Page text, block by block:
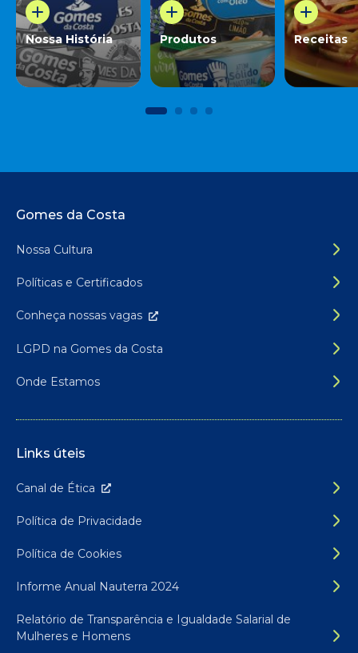
Nossa História Produtos Receitas
Rodapé do site
Gomes da Costa
Nossa Cultura
Políticas e Certificados
Conheça nossas vagas
LGPD na Gomes da Costa
Onde Estamos
Links úteis
Canal de Ética
Política de Privacidade
Política de Cookies
Informe Anual Nauterra 2024
Relatório de Transparência e Igualdade Salarial de
Mulheres e Homens